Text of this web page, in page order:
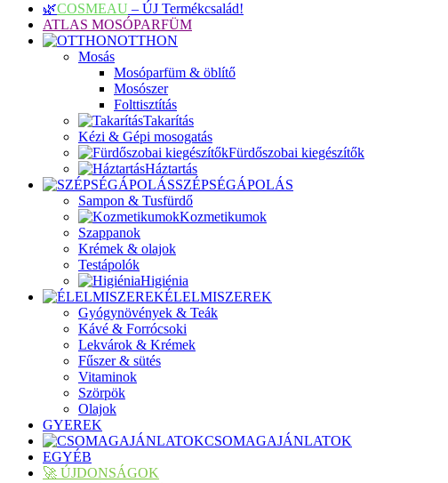
🌿COSMEAU – ÚJ Termékcsalád!
ATLAS MOSÓPARFÜM
OTTHON
Mosás
Mosóparfüm & öblítő
Mosószer
Folttisztítás
Takarítás
Kézi & Gépi mosogatás
Fürdőszobai kiegészítők
Háztartás
SZÉPSÉGÁPOLÁS
Sampon & Tusfürdő
Kozmetikumok
Szappanok
Krémek & olajok
Testápolók
Higiénia
ÉLELMISZEREK
Gyógynövények & Teák
Kávé & Forrócsoki
Lekvárok & Krémek
Fűszer & sütés
Vitaminok
Szörpök
Olajok
GYEREK
CSOMAGAJÁNLATOK
EGYÉB
🚀 ÚJDONSÁGOK